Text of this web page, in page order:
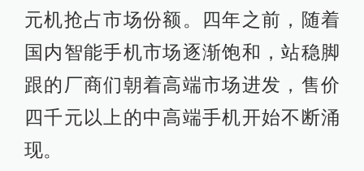
元机抢占市场份额。四年之前，随着
国内智能手机市场逐渐饱和，站稳脚
跟的厂商们朝着高端市场进发，售价
四千元以上的中高端手机开始不断涌
现。